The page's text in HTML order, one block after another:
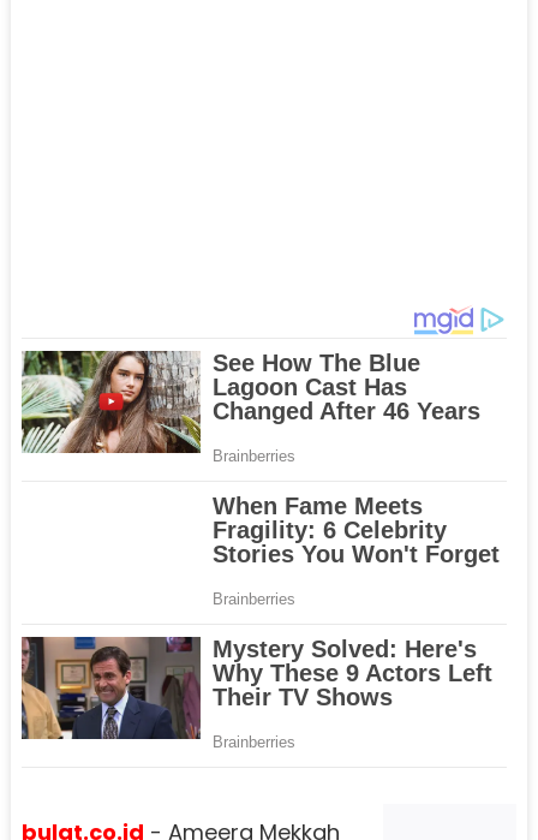
bulat.co.id - Ameera Mekkah